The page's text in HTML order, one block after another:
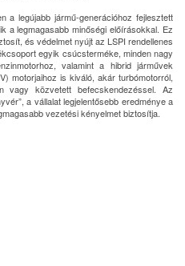
a legújabb jármű-generációhoz fejlesztett
a legmagasabb minőségi előírásokkal. Ez
és védelmet nyújt az LSPI rendellenes
egyik csúcsterméke, minden nagy
valamint a hibrid járművek
motorjaihoz is kiváló, akár turbómotorról,
közvetett befecskendezéssel. Az
a vállalat legjelentősebb eredménye a
vezetési kényelmet biztosítja.